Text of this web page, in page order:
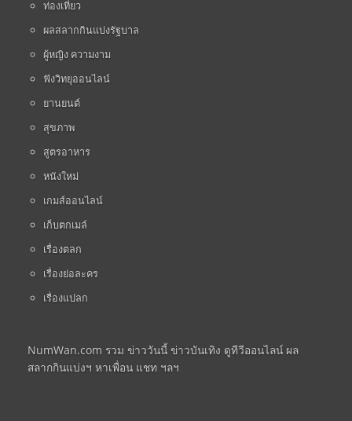
ท่องเที่ยว
ผลสลากกินแบ่งรัฐบาล
ผู้หญิง ความงาม
ฟังวิทยุออนไลน์
ยานยนต์
สุขภาพ
สูตรอาหาร
หนังใหม่
เกมส์ออนไลน์
เก็บตกเมล์
เรื่องตลก
เรื่องย่อละคร
เรื่องแปลก
NumWan.com รวม ข่าววันนี้ ข่าวบันเทิง ดูทีวีออนไลน์ ผล
สลากกินแบ่งฯ หาเพื่อน แชท ฯลฯ